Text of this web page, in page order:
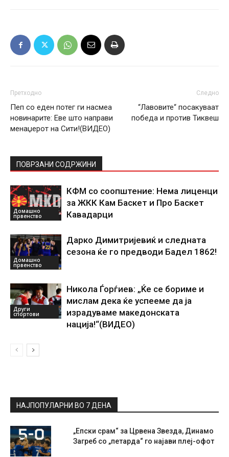
Претходно
Пеп со еден потег ги насмеа
новинарите: Еве што направи
менаџерот на Сити!(ВИДЕО)
Следно
“Лавовите“ посакуваат
победа и против Тиквеш
ПОВРЗАНИ СОДРЖИНИ
Домашно
првенство
КФМ со соопштение: Нема лиценци
за ЖКК Кам Баскет и Про Баскет
Кавадарци
Домашно
првенство
Дарко Димитријевиќ и следната
сезона ќе го предводи Бадел 1862!
Други
спортови
Никола Ѓорѓиев: „Ќе се бориме и
мислам дека ќе успееме да ја
израдуваме македонската
нација!“(ВИДЕО)
НАЈПОПУЛАРНИ ВО 7 ДЕНА
„Епски срам“ за Црвена Звезда, Динамо
Загреб со „петарда“ го најави плеј-офот